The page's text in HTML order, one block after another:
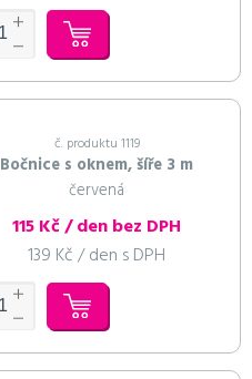
č. produktu 1119
Bočnice s oknem, šíře 3 m
červená
115 Kč / den bez DPH
139 Kč / den s DPH